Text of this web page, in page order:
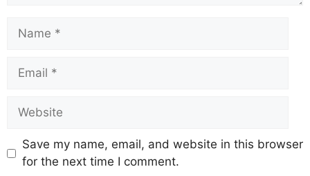
Save my name, email, and website in this browser
for the next time I comment.